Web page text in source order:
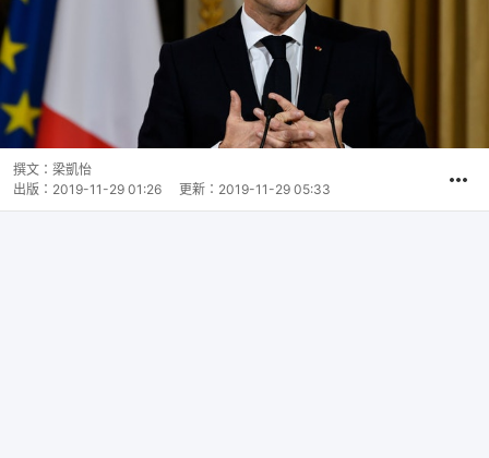
撰文： 梁凱怡
出版： 2019-11-29 01:26 更新： 2019-11-29 05:33